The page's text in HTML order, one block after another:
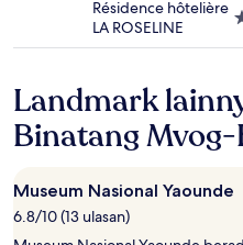
Résidence hôtelière
LA ROSELINE
Landmark
Binatang
Museum Nasional Yaounde
6.8/10 (13 ulasan)